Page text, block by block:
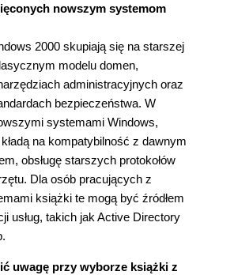
nowszym systemom
2000 skupiają się na starszej
modelu domen,
administracyjnych oraz
bezpieczeństwa. W
systemami Windows,
na kompatybilność z dawnym
obsługę starszych protokołów
Dla osób pracujących z
książki te mogą być źródłem
usług, takich jak Active Directory
uwagę przy wyborze książki z